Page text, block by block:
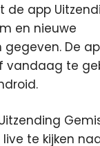
de app
en nieuwe
De
vandaag te
te kijken